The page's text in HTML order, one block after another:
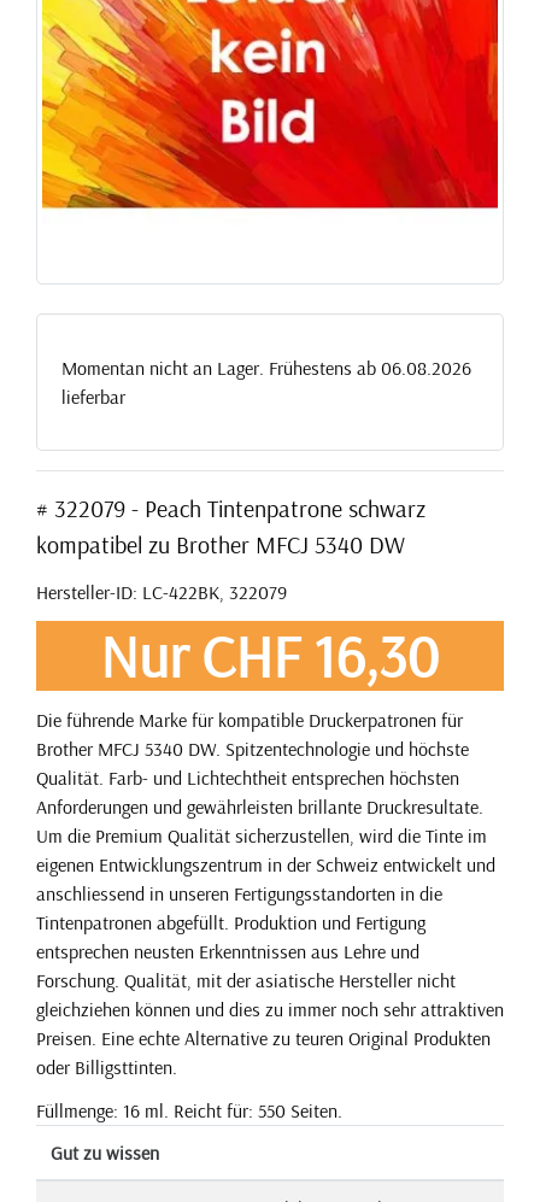
Momentan nicht an Lager. Frühestens ab 06.08.2026
lieferbar
# 322079 - Peach Tintenpatrone schwarz
kompatibel zu Brother MFCJ 5340 DW
Hersteller-ID: LC-422BK, 322079
Nur CHF 16,30
Die führende Marke für kompatible Druckerpatronen für
Brother MFCJ 5340 DW. Spitzentechnologie und höchste
Qualität. Farb- und Lichtechtheit entsprechen höchsten
Anforderungen und gewährleisten brillante Druckresultate.
Um die Premium Qualität sicherzustellen, wird die Tinte im
eigenen Entwicklungszentrum in der Schweiz entwickelt und
anschliessend in unseren Fertigungsstandorten in die
Tintenpatronen abgefüllt. Produktion und Fertigung
entsprechen neusten Erkenntnissen aus Lehre und
Forschung. Qualität, mit der asiatische Hersteller nicht
gleichziehen können und dies zu immer noch sehr attraktiven
Preisen. Eine echte Alternative zu teuren Original Produkten
oder Billigsttinten.
Füllmenge: 16 ml. Reicht für: 550 Seiten.
Gut zu wissen